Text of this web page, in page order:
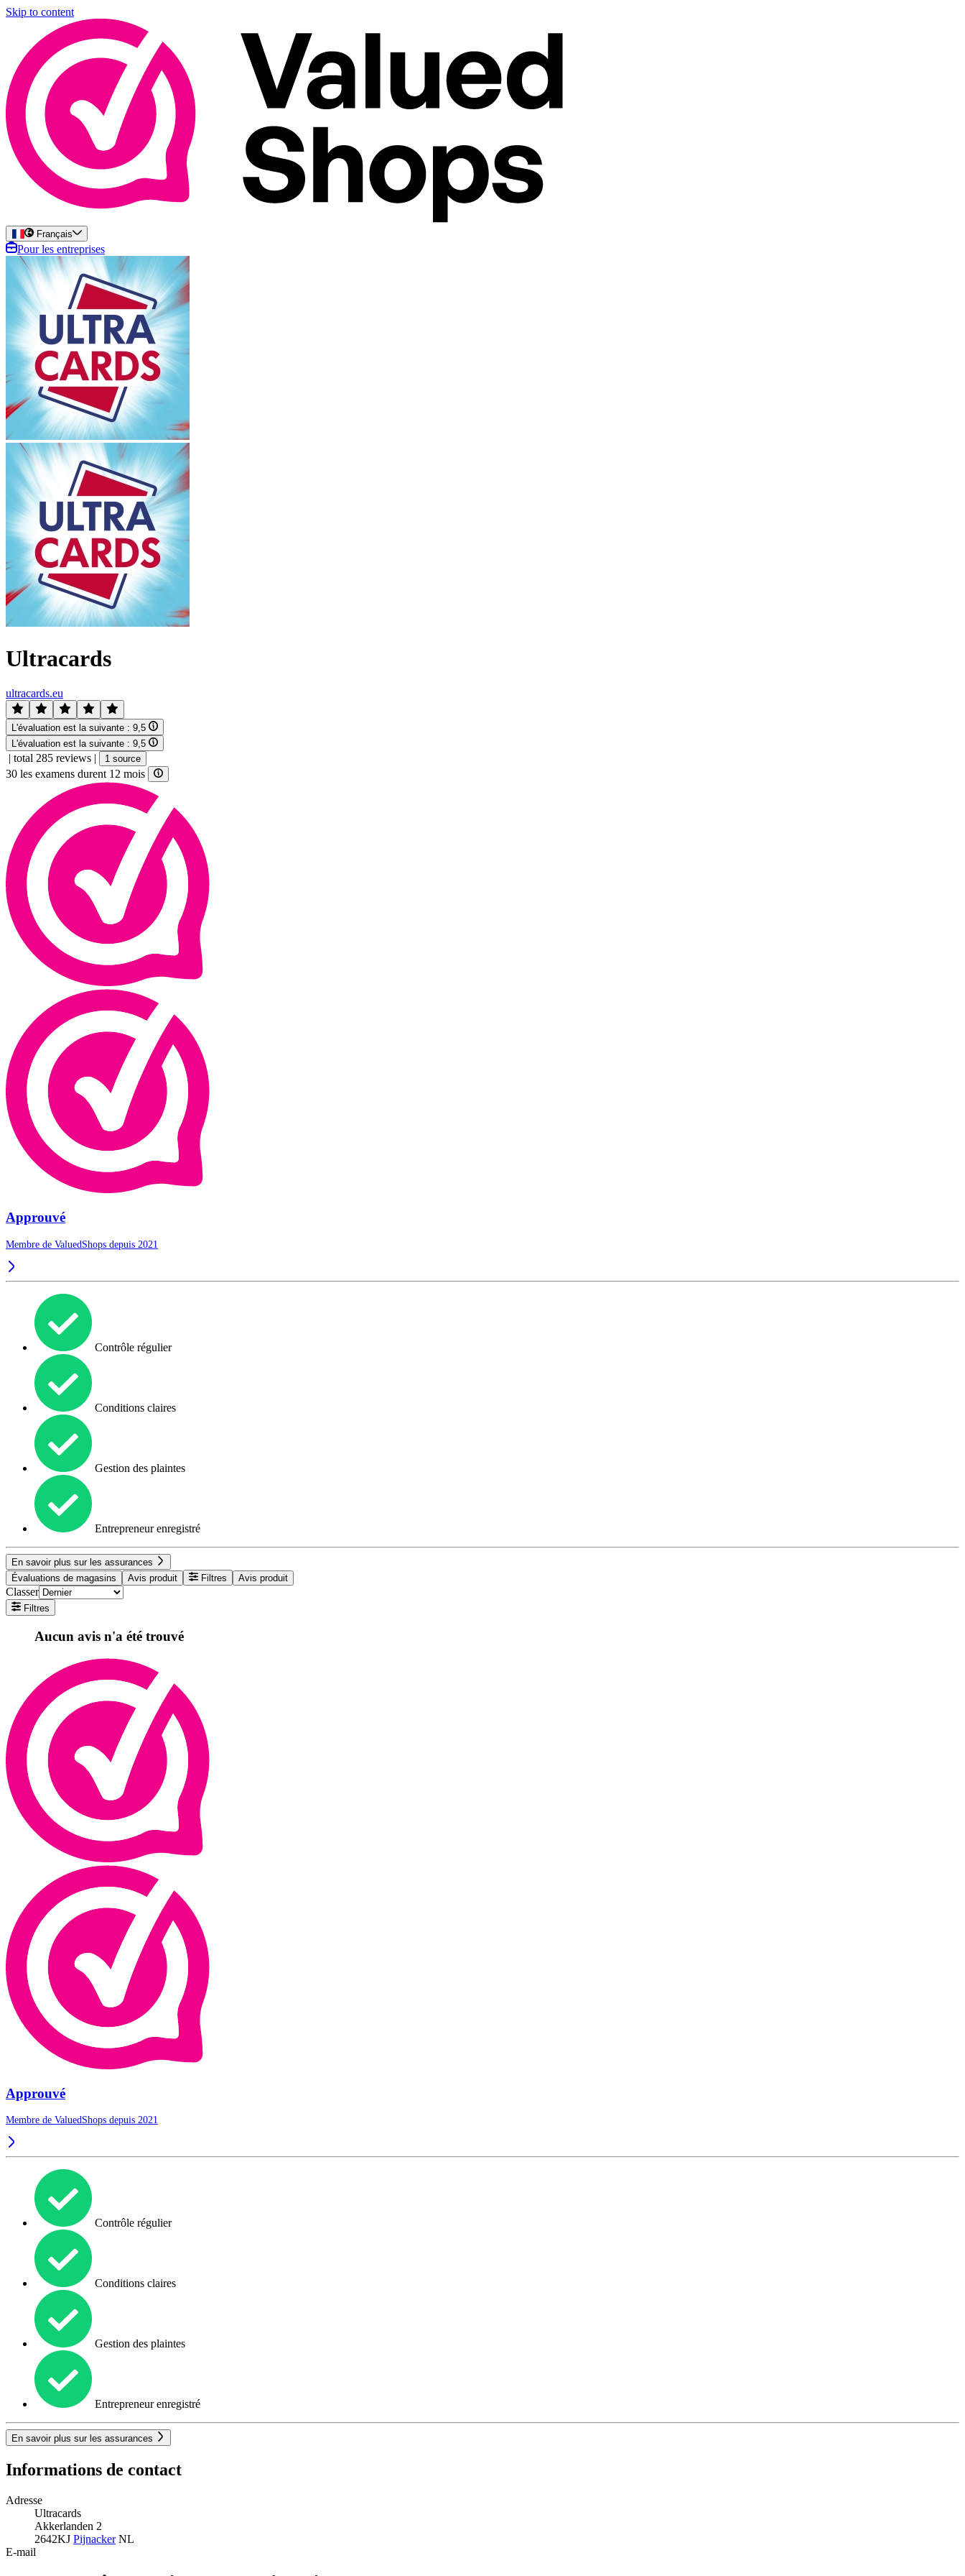
Skip to content
Français
Pour les entreprises
Ultracards
ultracards.eu
L'évaluation est la suivante : 9,5
L'évaluation est la suivante : 9,5
| total 285 reviews | 1 source
30 les examens durent 12 mois
Approuvé
Membre de ValuedShops depuis 2021
Contrôle régulier
Conditions claires
Gestion des plaintes
Entrepreneur enregistré
En savoir plus sur les assurances
Évaluations de magasins
Avis produit Filtres Avis produit
Classer
Filtres
Aucun avis n'a été trouvé
Approuvé
Membre de ValuedShops depuis 2021
Contrôle régulier
Conditions claires
Gestion des plaintes
Entrepreneur enregistré
En savoir plus sur les assurances
Informations de contact
Adresse
Ultracards
Akkerlanden 2
2642KJ PijnackerNL
E-mail